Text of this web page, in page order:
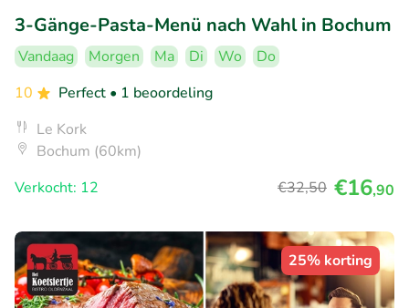
3-Gänge-Pasta-Menü nach Wahl in Bochum
Vandaag Morgen Ma Di Wo
Do
10
Perfect • 1 beoordeling
Le Kork
Bochum (60km)
Verkocht: 12
€32,50 €16,90
25% korting